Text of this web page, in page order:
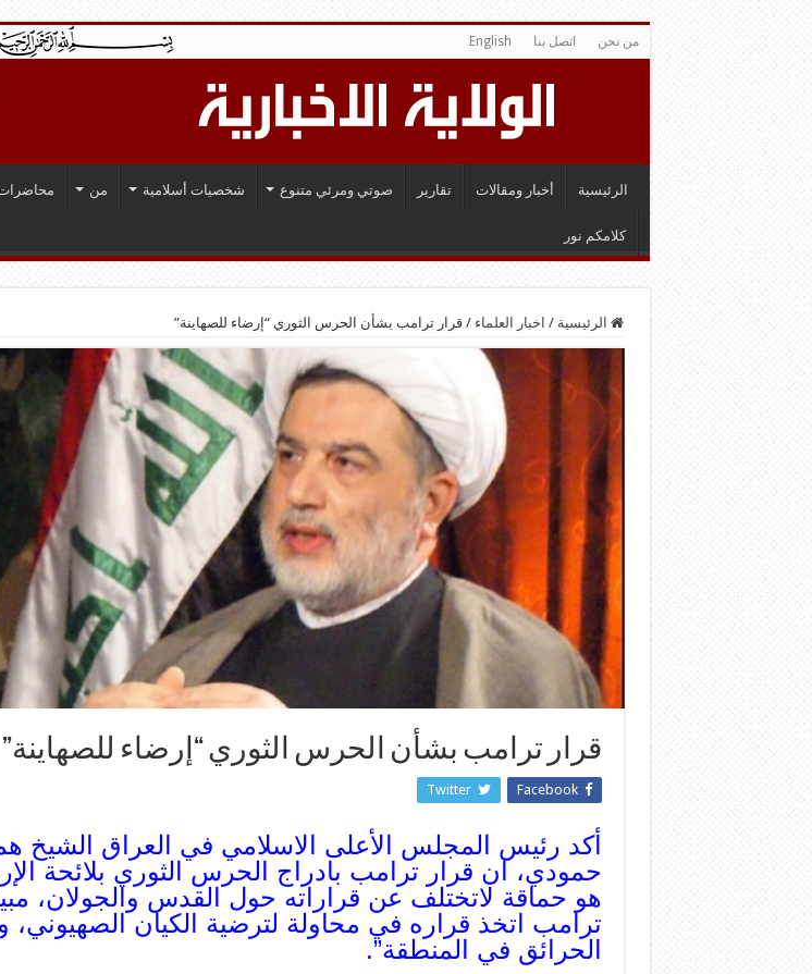
من نحن اتصل بنا English
الرئيسية أخبار ومقالات تقارير صوتي ومرئي متنوع شخصيات أسلامية من
كلامكم نور
الرئيسية / اخبار العلماء / قرار ترامب بشأن الحرس الثوري “إرضاء للصهاينة”
قرار ترامب بشأن الحرس الثوري “إرضاء للصهاينة”
Facebook
Twitter
أكد رئيس المجلس الأعلى الاسلامي في العراق الشيخ
حمودي، ان قرار ترامب بادراج الحرس الثوري بلائحة
هو حماقة لاتختلف عن قراراته حول القدس والجولان،
ترامب اتخذ قراره في محاولة لترضية الكيان الصهيوني،
الحرائق في المنطقة”.